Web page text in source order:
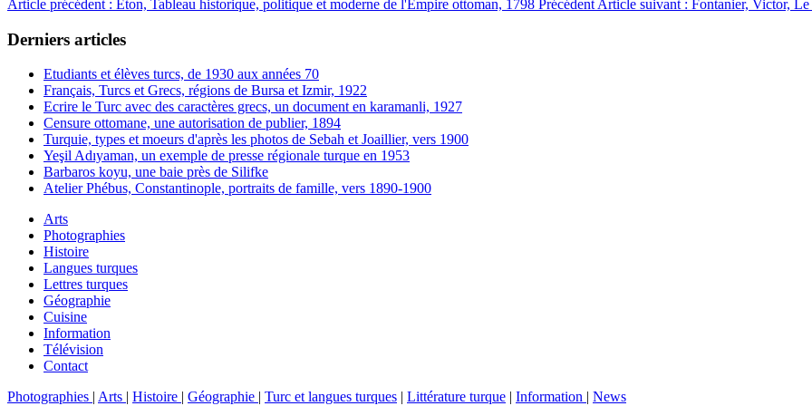
Article précédent : Eton, Tableau historique, politique et moderne de l'Empire ottoman, 1798 Précédent Article suivant : Fontanier, Victor,
Derniers articles
Etudiants et élèves turcs, de 1930 aux années 70
Français, Turcs et Grecs, régions de Bursa et Izmir, 1922
Ecrire le Turc avec des caractères grecs, un document en karamanli, 1927
Censure ottomane, une autorisation de publier, 1894
Turquie, types et moeurs d'après les photos de Sebah et Joaillier, vers 1900
Yeşil Adıyaman, un exemple de presse régionale turque en 1953
Barbaros koyu, une baie près de Silifke
Atelier Phébus, Constantinople, portraits de famille, vers 1890-1900
Arts
Photographies
Histoire
Langues turques
Lettres turques
Géographie
Cuisine
Information
Télévision
Contact
Photographies | Arts | Histoire | Géographie | Turc et langues turques | Littérature turque | Information | News